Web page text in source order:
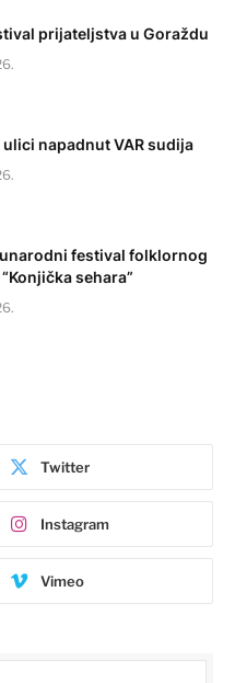
prijateljstva u Goraždu
ulici napadnut VAR sudija
festival folklornog
sehara”
Twitter
Instagram
Vimeo